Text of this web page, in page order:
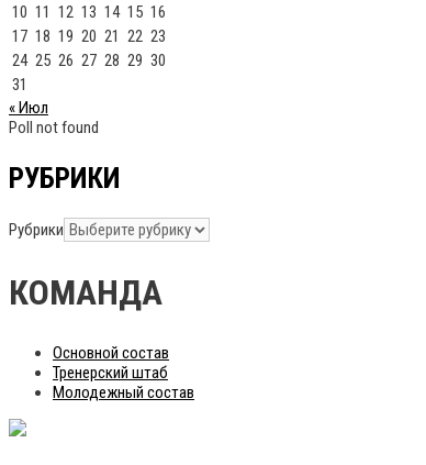
10 11 12 13 14 15 16
17 18 19 20 21 22 23
24 25 26 27 28 29 30
31
« Июл
Poll not found
РУБРИКИ
Рубрики
КОМАНДА
Основной состав
Тренерский штаб
Молодежный состав